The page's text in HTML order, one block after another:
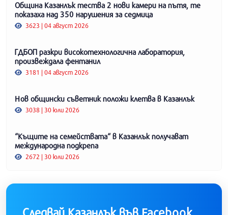
Община Казанлък тества 2 нови камери на пътя, те
показаха над 350 нарушения за седмица
3623 | 04 август 2026
ГДБОП разкри високотехнологична лаборатория,
произвеждала фентанил
3181 | 04 август 2026
Нов общински съветник положи клетва в Казанлък
3038 | 30 юли 2026
“Къщите на семействата“ в Казанлък получават
международна подкрепа
2672 | 30 юли 2026